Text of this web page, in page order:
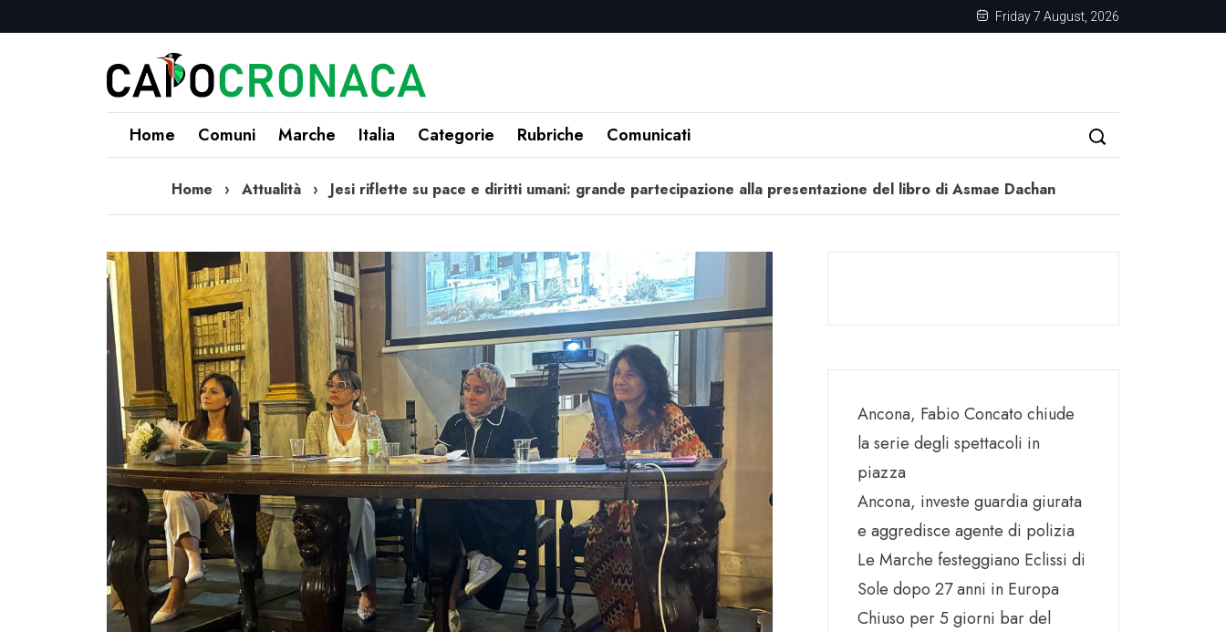
Friday 7 August, 2026
Home Comuni Marche Italia Categorie Rubriche Comunicati
Home › Attualità › Jesi riflette su pace e diritti umani: grande partecipazione alla presentazione del libro di Asmae Dachan
Ancona, Fabio Concato chiude
la serie degli spettacoli in
piazza
Ancona, investe guardia giurata
e aggredisce agente di polizia
Le Marche festeggiano Eclissi di
Sole dopo 27 anni in Europa
Chiuso per 5 giorni bar del